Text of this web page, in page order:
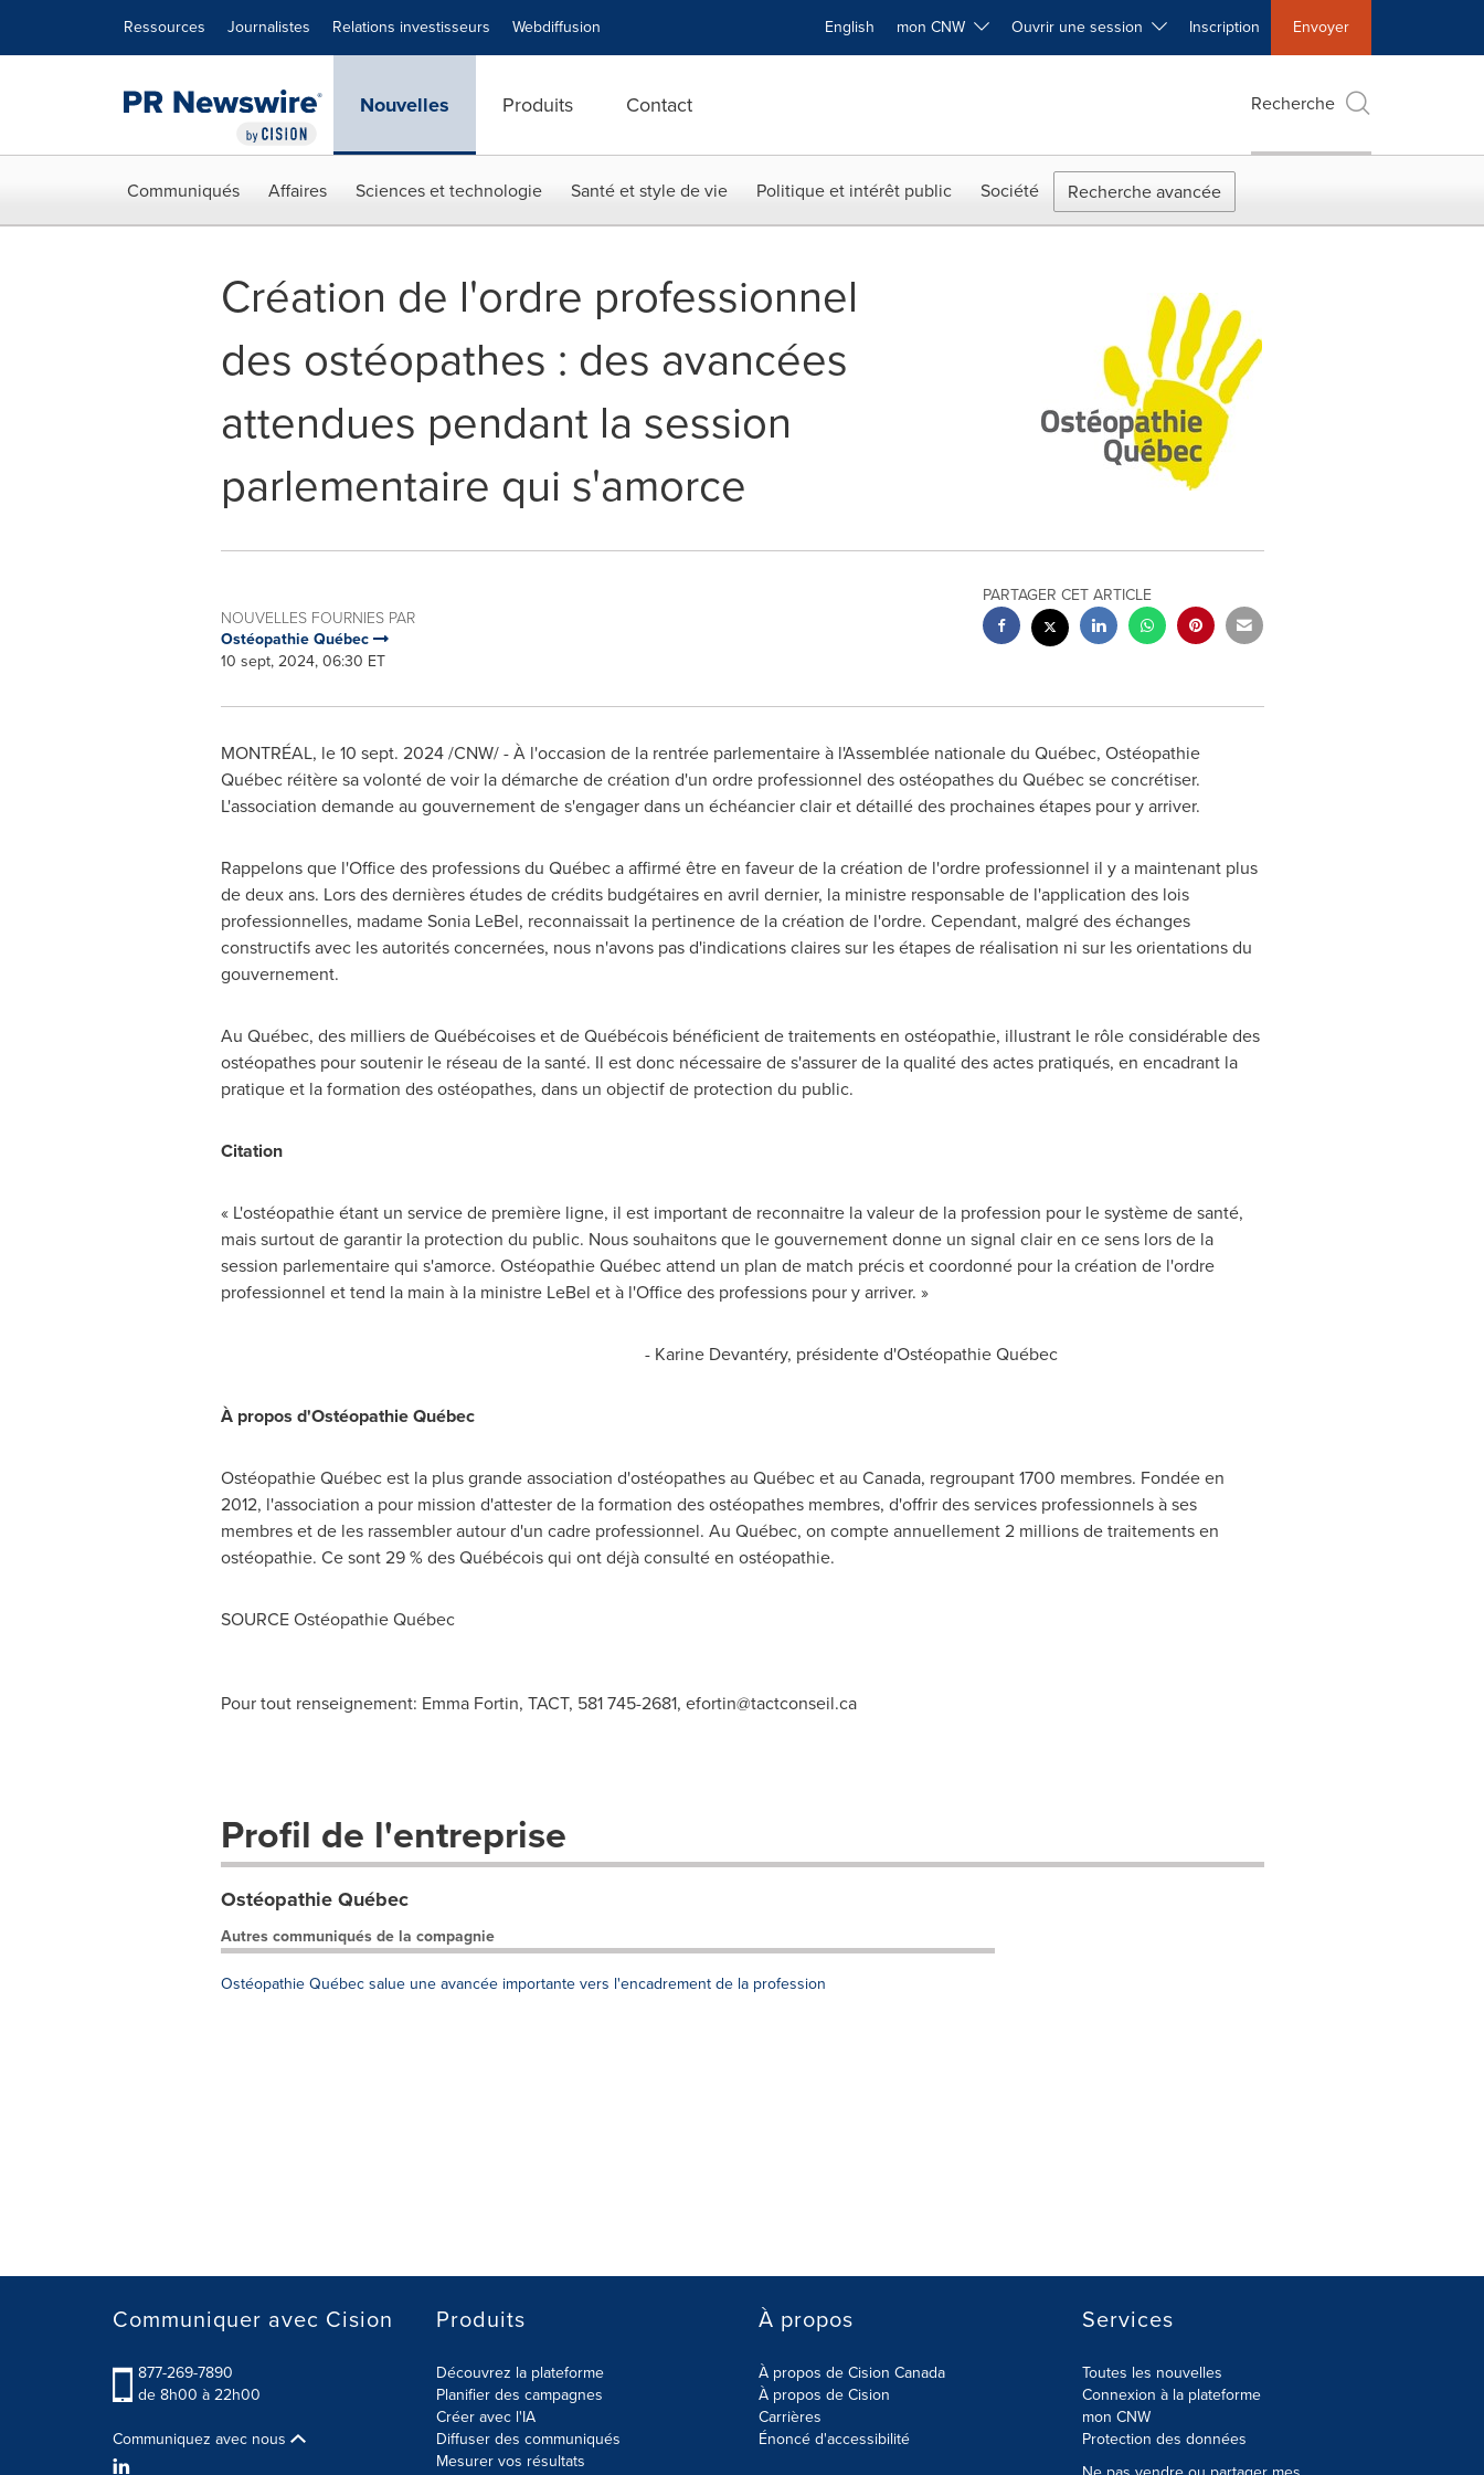
Ressources Journalistes Relations investisseurs Webdiffusion English mon CNW Ouvrir une session Inscription Envoyer
Nouvelles Produits Contact Recherche
Communiqués Affaires Sciences et technologie Santé et style de vie Politique et intérêt public Société Recherche avancée
Création de l'ordre professionnel
des ostéopathes : des avancées
attendues pendant la session
parlementaire qui s'amorce
NOUVELLES FOURNIES PAR
Ostéopathie Québec
10 sept, 2024, 06:30 ET
PARTAGER CET ARTICLE
MONTRÉAL, le10 sept. 2024/CNW/ - À l'occasion de la rentrée parlementaire à l'Assemblée nationale du Québec, Ostéopathie
Québec réitère sa volonté de voir la démarche de création d'un ordre professionnel des ostéopathes du Québec se concrétiser.
L'association demande au gouvernement de s'engager dans un échéancier clair et détaillé des prochaines étapes pour y arriver.
Rappelons que l'Office des professions du Québec a affirmé être en faveur de la création de l'ordre professionnel il y a maintenant plus
de deux ans. Lors des dernières études de crédits budgétaires en avril dernier, la ministre responsable de l'application des lois
professionnelles, madameSonia LeBel, reconnaissait la pertinence de la création de l'ordre. Cependant, malgré des échanges
constructifs avec les autorités concernées, nous n'avons pas d'indications claires sur les étapes de réalisation ni sur les orientations du
gouvernement.
Au Québec, des milliers de Québécoises et de Québécois bénéficient de traitements en ostéopathie, illustrant le rôle considérable des
ostéopathes pour soutenir le réseau de la santé. Il est donc nécessaire de s'assurer de la qualité des actes pratiqués, en encadrant la
pratique et la formation des ostéopathes, dans un objectif de protection du public.
Citation
« L'ostéopathie étant un service de première ligne, il est important de reconnaitre la valeur de la profession pour le système de santé,
mais surtout de garantir la protection du public. Nous souhaitons que le gouvernement donne un signal clair en ce sens lors de la
session parlementaire qui s'amorce. Ostéopathie Québec attend un plan de match précis et coordonné pour la création de l'ordre
professionnel et tend la main à la ministre LeBel et à l'Office des professions pour y arriver. »
- Karine Devantéry, présidente d'Ostéopathie Québec
À propos d'Ostéopathie Québec
Ostéopathie Québec est la plus grande association d'ostéopathes au Québec et au Canada, regroupant 1700 membres. Fondée en
2012, l'association a pour mission d'attester de la formation des ostéopathes membres, d'offrir des services professionnels à ses
membres et de les rassembler autour d'un cadre professionnel. Au Québec, on compte annuellement 2 millions de traitements en
ostéopathie. Ce sont 29 % des Québécois qui ont déjà consulté en ostéopathie.
SOURCE Ostéopathie Québec
Pour tout renseignement: Emma Fortin, TACT, 581 745-2681, efortin@tactconseil.ca
Profil de l'entreprise
Ostéopathie Québec
Autres communiqués de la compagnie
Ostéopathie Québec salue une avancée importante vers l'encadrement de la profession
Communiquer avec Cision
877-269-7890
de 8h00 à 22h00
Communiquez avec nous
Produits
Découvrez la plateforme
Planifier des campagnes
Créer avec l'IA
Diffuser des communiqués
Mesurer vos résultats
À propos
À propos de Cision Canada
À propos de Cision
Carrières
Énoncé d'accessibilité
Services
Toutes les nouvelles
Connexion à la plateforme
mon CNW
Protection des données